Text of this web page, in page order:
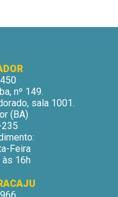
nº 149.
sala 1001.
(BA)
Feira
às 16h